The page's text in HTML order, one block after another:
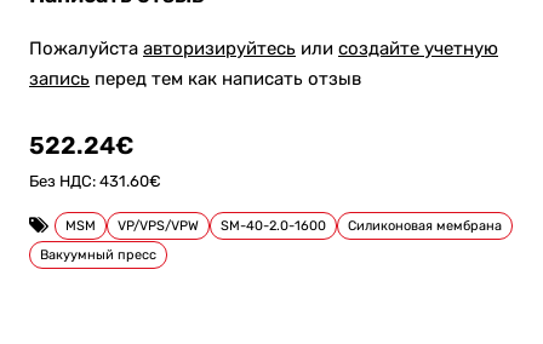
522.24€
Без НДС: 431.60€
Пожалуйста авторизируйтесь или создайте учетную
запись перед тем как написать отзыв
MSM VP/VPS/VPW SM-40-2.0-1600
Силиконовая мембрана
Вакуумный пресс